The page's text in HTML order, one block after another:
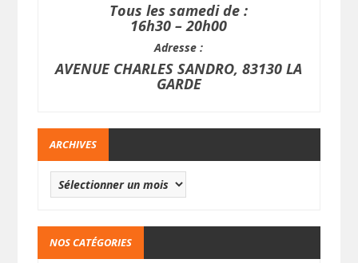
Tous les samedi de :
16h30 – 20h00
Adresse :
AVENUE CHARLES SANDRO, 83130 LA
GARDE
ARCHIVES
NOS CATÉGORIES